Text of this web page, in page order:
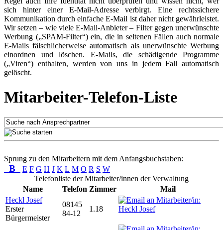
sich hinter einer E-Mail-Adresse verbirgt. Eine rechtssichere
Kommunikation durch einfache E-Mail ist daher nicht gewährleistet.
Wir setzen – wie viele E-Mail-Anbieter – Filter gegen unerwünschte
Werbung („SPAM-Filter“) ein, die in seltenen Fällen auch normale
E-Mails fälschlicherweise automatisch als unerwünschte Werbung
einordnen und löschen. E-Mails, die schädigende Programme
(„Viren“) enthalten, werden von uns in jedem Fall automatisch
gelöscht.
Mitarbeiter-Telefon-Liste
Sprung zu den Mitarbeitern mit dem Anfangsbuchstaben:
B E F G H J K L M O R S W
Telefonliste der Mitarbeiter/innen der Verwaltung
Name
Telefon Zimmer
Mail
Heckl Josef
Erster
Bürgermeister
08145
84-12
1.18